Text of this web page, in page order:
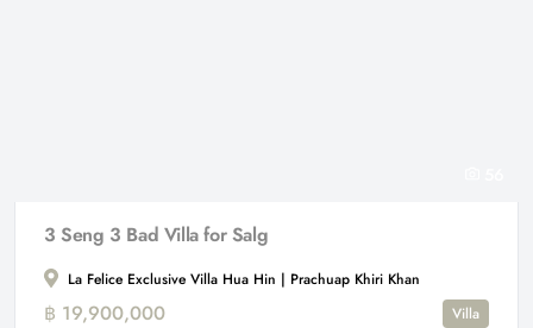
3 Seng 3 Bad Villa for Salg
La Felice Exclusive Villa Hua Hin | Prachuap Khiri Khan
฿ 19,900,000 Villa